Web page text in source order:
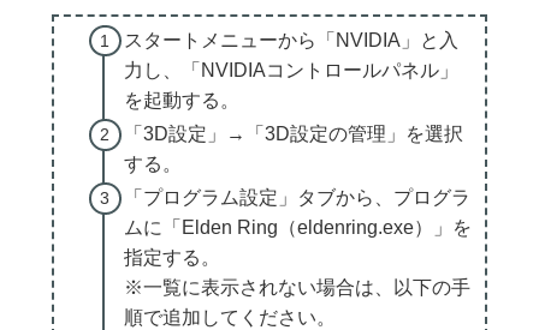
スタートメニューから「NVIDIA」と入
力し、「NVIDIAコントロールパネル」
を起動する。
「3D設定」→「3D設定の管理」を選択
する。
「プログラム設定」タブから、プログラ
ムに「Elden Ring（eldenring.exe）」を
指定する。
※一覧に表示されない場合は、以下の手
順で追加してください。